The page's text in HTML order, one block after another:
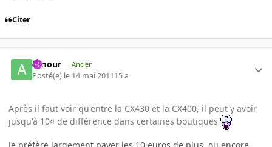
Citer
Amour Ancien
Posté(e) le 14 mai 201115 a
Après il faut voir qu'entre la CX430 et la CX400, il peut y avoir
jusqu'à 10¤ de différence dans certaines boutiques
Je préfère largement payer les 10 euros de plus, ou encore